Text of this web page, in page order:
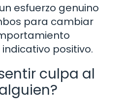
esfuerzo genuino
para cambiar
positivo.
culpa al